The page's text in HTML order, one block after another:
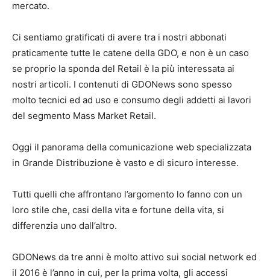
mercato.
Ci sentiamo gratificati di avere tra i nostri abbonati
praticamente tutte le catene della GDO, e non è un caso
se proprio la sponda del Retail è la più interessata ai
nostri articoli. I contenuti di GDONews sono spesso
molto tecnici ed ad uso e consumo degli addetti ai lavori
del segmento Mass Market Retail.
Oggi il panorama della comunicazione web specializzata
in Grande Distribuzione è vasto e di sicuro interesse.
Tutti quelli che affrontano l’argomento lo fanno con un
loro stile che, casi della vita e fortune della vita, si
differenzia uno dall’altro.
GDONews da tre anni è molto attivo sui social network ed
il 2016 è l’anno in cui, per la prima volta, gli accessi